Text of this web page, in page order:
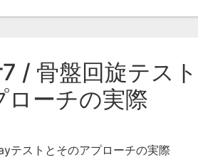
/ 骨盤回旋テス
ローチの実際
テストとそのアプローチの実際